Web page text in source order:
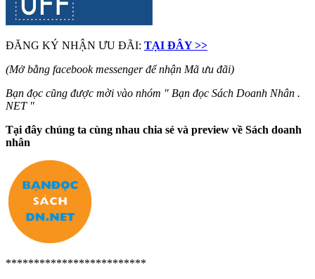
ĐĂNG KÝ NHẬN ƯU ĐÃI: TẠI ĐÂY >>
(Mở bằng facebook messenger để nhận Mã ưu đãi)
Bạn đọc cũng được mời vào nhóm " Bạn đọc Sách Doanh Nhân .
NET "
Tại đây chúng ta cùng nhau chia sẻ và preview về Sách doanh
nhân
*************************